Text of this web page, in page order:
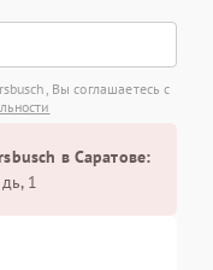
Вы соглашаетесь с
в Саратове:
1